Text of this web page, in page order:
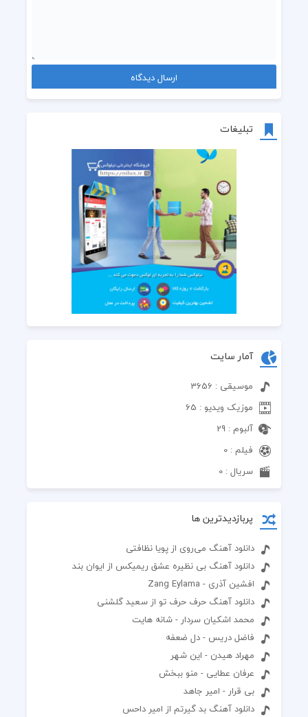
تبلیغات
آمار سایت
موسیقی : 3656
موزیک ویدیو : 65
آلبوم : 29
فیلم : 0
سریال : 0
پربازدیدترین ها
دانلود آهنگ می‌روی از پویا نظافتی
دانلود آهنگ بی نظیره عشق ریمیکس از ایوان بند
افشین آذری - Zang Eylama
دانلود آهنگ حرف حرف تو از سعید گلشنی
محمد اشکیان سردار - شانه هایت
فاضل دریس - دل ضعفه
مهراد هیدن - این شهر
عرفان عطایی - منو ببخش
بی قرار - امیر جاهد
دانلود آهنگ بد گیرتم از امیر داحس